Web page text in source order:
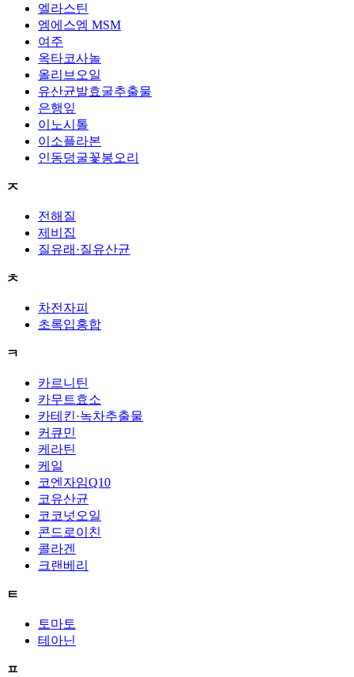
엘라스틴
엠에스엠 MSM
여주
옥타코사놀
올리브오일
유산균발효굴추출물
은행잎
이노시톨
이소플라본
인동덩굴꽃봉오리
ㅈ
전해질
제비집
질유래·질유산균
ㅊ
차전자피
초록입홍합
ㅋ
카르니틴
카무트효소
카테킨·녹차추출물
커큐민
케라틴
케일
코엔자임Q10
코유산균
코코넛오일
콘드로이친
콜라겐
크랜베리
ㅌ
토마토
테아닌
ㅍ